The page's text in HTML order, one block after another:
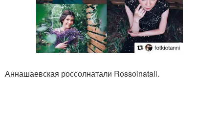
Аннашаевская россолнатали Rossolnatali.